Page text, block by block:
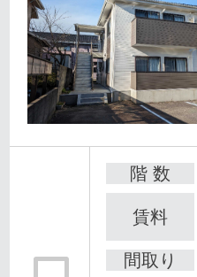
階 数
賃料
間取り